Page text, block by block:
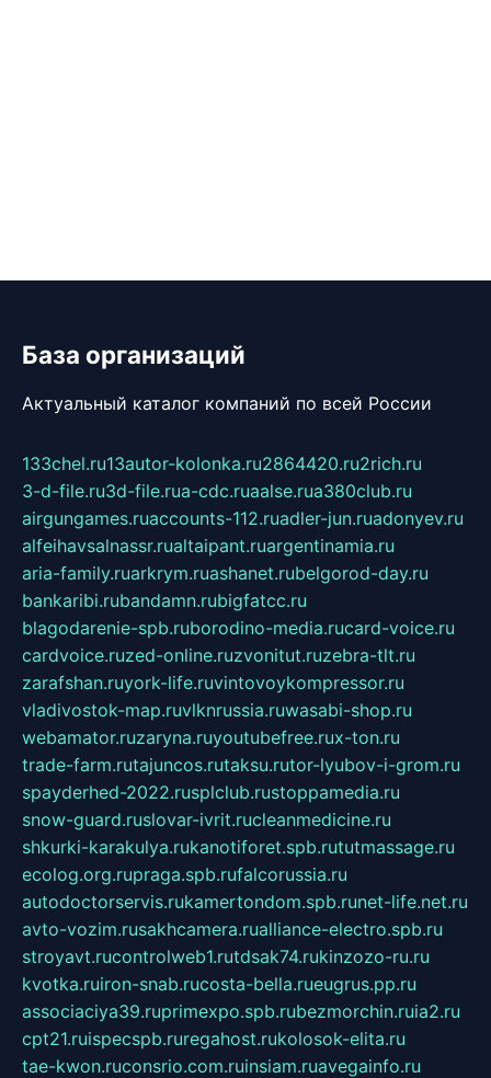
База организаций
Актуальный каталог компаний по всей России
133chel.ru13autor-kolonka.ru2864420.ru2rich.ru
3-d-file.ru3d-file.rua-cdc.ruaalse.rua380club.ru
airgungames.ruaccounts-112.ruadler-jun.ruadonyev.ru
alfeihavsalnassr.rualtaipant.ruargentinamia.ru
aria-family.ruarkrym.ruashanet.rubelgorod-day.ru
bankaribi.rubandamn.rubigfatcc.ru
blagodarenie-spb.ruborodino-media.rucard-voice.ru
cardvoice.ruzed-online.ruzvonitut.ruzebra-tlt.ru
zarafshan.ruyork-life.ruvintovoykompressor.ru
vladivostok-map.ruvlknrussia.ruwasabi-shop.ru
webamator.ruzaryna.ruyoutubefree.rux-ton.ru
trade-farm.rutajuncos.rutaksu.rutor-lyubov-i-grom.ru
spayderhed-2022.rusplclub.rustoppamedia.ru
snow-guard.ruslovar-ivrit.rucleanmedicine.ru
shkurki-karakulya.rukanotiforet.spb.rututmassage.ru
ecolog.org.rupraga.spb.rufalcorussia.ru
autodoctorservis.rukamertondom.spb.runet-life.net.ru
avto-vozim.rusakhcamera.rualliance-electro.spb.ru
stroyavt.rucontrolweb1.rutdsak74.rukinzozo-ru.ru
kvotka.ruiron-snab.rucosta-bella.rueugrus.pp.ru
associaciya39.ruprimexpo.spb.rubezmorchin.ruia2.ru
cpt21.ruispecspb.ruregahost.rukolosok-elita.ru
tae-kwon.ruconsrio.com.ruinsiam.ruavegainfo.ru